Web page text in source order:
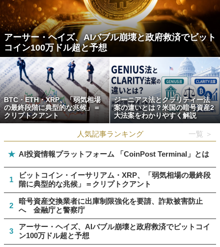
アーサー・ヘイズ、AIバブル崩壊と政府救済でビット
コイン100万ドル超と予想
BTC・ETH・XRP、「弱気相場
の最終段階に典型的な兆候」＝
クリプトクアント
ジーニアス法とクラリティー法
案の違いとは？米国の暗号資産2
大法案をわかりやすく解説
人気記事ランキング 一覧 ＞
★ AI投資情報プラットフォーム 「CoinPost Terminal」とは
1
ビットコイン・イーサリアム・XRP、「弱気相場の最終段
階に典型的な兆候」＝クリプトクアント
2
暗号資産交換業者に出庫制限強化を要請、詐欺被害防止
へ 金融庁と警察庁
3
アーサー・ヘイズ、AIバブル崩壊と政府救済でビットコイ
ン100万ドル超と予想